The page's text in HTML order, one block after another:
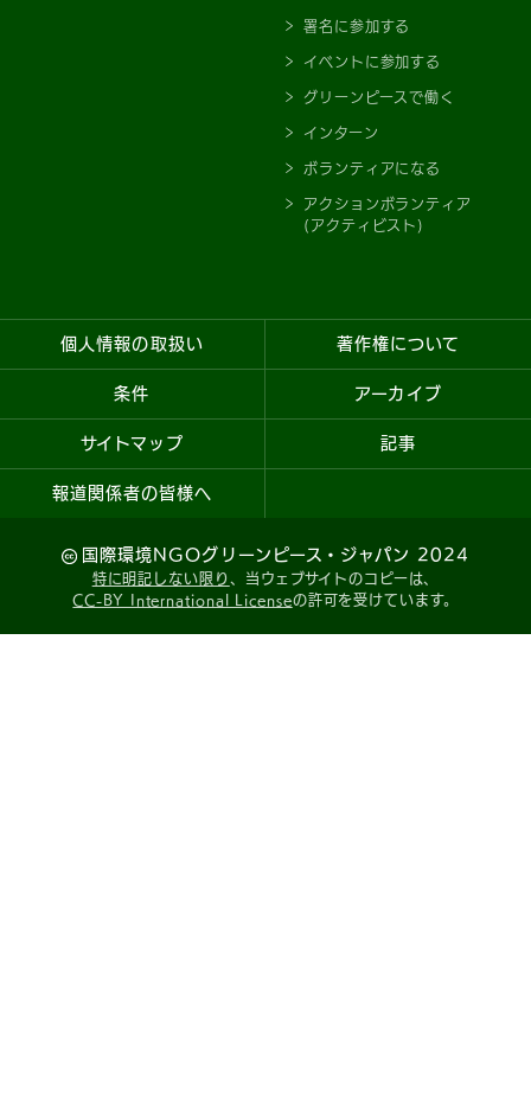
署名に参加する
イベントに参加する
グリーンピースで働く
インターン
ボランティアになる
アクションボランティア
(アクティビスト)
個人情報の取扱い 著作権について
条件 アーカイブ
サイトマップ 記事
報道関係者の皆様へ
国際環境NGOグリーンピース・ジャパン 2024
特に明記しない限り 、当ウェブサイトのコピーは、
CC-BY International Licenseの許可を受けています。